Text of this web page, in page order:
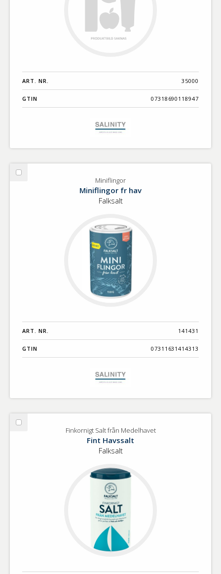
ART. NR. 35000
GTIN 07318690118947
Välj
Miniflingor
Miniflingor fr hav
Falksalt
ART. NR. 141431
GTIN 07311631414313
Välj
Finkornigt Salt från Medelhavet
Fint Havssalt
Falksalt